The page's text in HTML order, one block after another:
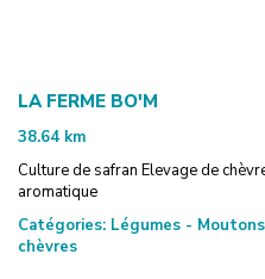
LA FERME BO'M
38.64 km
Culture de safran Elevage de
aromatique
Catégories: Légumes -
chèvres